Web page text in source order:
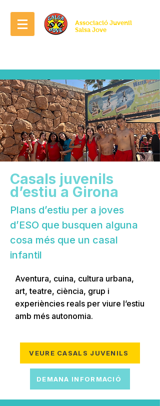
Associació Juvenil
Salsa Jove
Casals juvenils
d’estiu a Girona
Plans d’estiu per a joves
d’ESO que busquen alguna
cosa més que un casal
infantil
Aventura, cuina, cultura urbana,
art, teatre, ciència, grup i
experiències reals per viure l’estiu
amb més autonomia.
VEURE CASALS JUVENILS
DEMANA INFORMACIÓ